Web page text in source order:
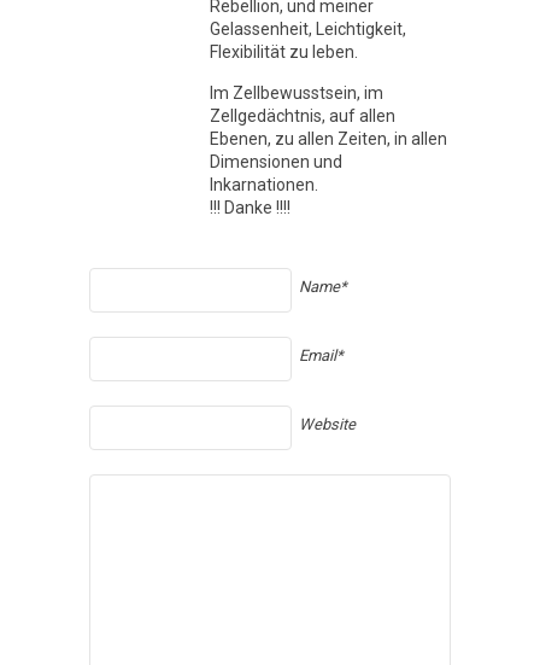
Rebellion, und meiner
Gelassenheit, Leichtigkeit,
Flexibilität zu leben.
Im Zellbewusstsein, im
Zellgedächtnis, auf allen
Ebenen, zu allen Zeiten, in allen
Dimensionen und
Inkarnationen.
!!! Danke !!!!
Name*
Email*
Website